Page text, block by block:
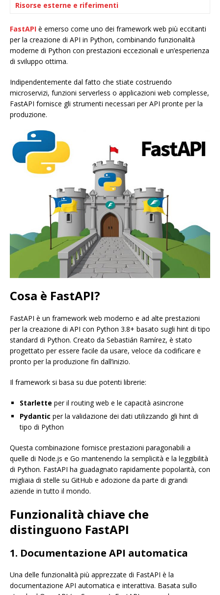
Risorse esterne e riferimenti
FastAPI è emerso come uno dei framework web più eccitanti
per la creazione di API in Python, combinando funzionalità
moderne di Python con prestazioni eccezionali e un’esperienza
di sviluppo ottima.
Indipendentemente dal fatto che stiate costruendo
microservizi, funzioni serverless o applicazioni web complesse,
FastAPI fornisce gli strumenti necessari per API pronte per la
produzione.
Cosa è FastAPI?
FastAPI è un framework web moderno e ad alte prestazioni
per la creazione di API con Python 3.8+ basato sugli hint di tipo
standard di Python. Creato da Sebastián Ramírez, è stato
progettato per essere facile da usare, veloce da codificare e
pronto per la produzione fin dall’inizio.
Il framework si basa su due potenti librerie:
Starlette per il routing web e le capacità asincrone
Pydantic per la validazione dei dati utilizzando gli hint di
tipo di Python
Questa combinazione fornisce prestazioni paragonabili a
quelle di Node.js e Go mantenendo la semplicità e la leggibilità
di Python. FastAPI ha guadagnato rapidamente popolarità, con
migliaia di stelle su GitHub e adozione da parte di grandi
aziende in tutto il mondo.
Funzionalità chiave che
distinguono FastAPI
1. Documentazione API automatica
Una delle funzionalità più apprezzate di FastAPI è la
documentazione API automatica e interattiva. Basata sullo